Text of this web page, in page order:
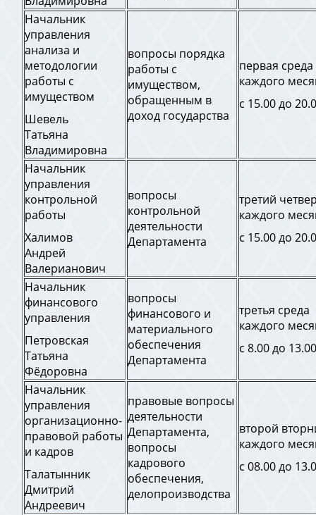
Начальник
управления
анализа и
методологии
работы с
имуществом
Шевель
Татьяна
Владимировна
вопросы порядка
работы с
имуществом,
обращенным в
доход государства
первая среда
каждого
с 15.00 до
Начальник
управления
контрольной
работы
Халимов
Андрей
Валерианович
вопросы
контрольной
деятельности
Департамента
третий
каждого
с 15.00 до
Начальник
финансового
управления
Петровская
Татьяна
Фёдоровна
вопросы
финансового и
материального
обеспечения
Департамента
третья среда
каждого
с 8.00 до
Начальник
управления
организационно-
правовой работы
и кадров
Талатынник
Дмитрий
Андреевич
правовые вопросы
деятельности
Департамента,
вопросы
кадрового
обеспечения,
делопроизводства
второй
каждого
с 08.00 до